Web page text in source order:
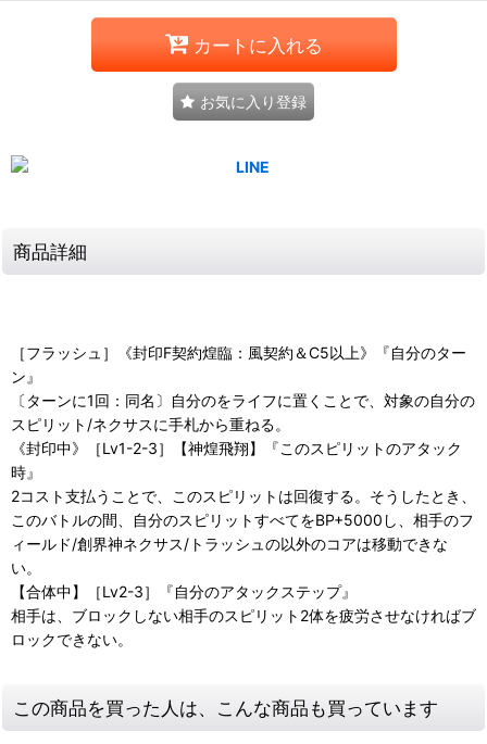
カートに入れる
お気に入り登録
商品詳細
［フラッシュ］《封印F契約煌臨：風契約＆C5以上》『自分のター
ン』
〔ターンに1回：同名〕自分のをライフに置くことで、対象の自分の
スピリット/ネクサスに手札から重ねる。
《封印中》［Lv1-2-3］【神煌飛翔】『このスピリットのアタック
時』
2コスト支払うことで、このスピリットは回復する。そうしたとき、
このバトルの間、自分のスピリットすべてをBP+5000し、相手のフ
ィールド/創界神ネクサス/トラッシュの以外のコアは移動できな
い。
【合体中】［Lv2-3］『自分のアタックステップ』
相手は、ブロックしない相手のスピリット2体を疲労させなければブ
ロックできない。
この商品を買った人は、こんな商品も買っています